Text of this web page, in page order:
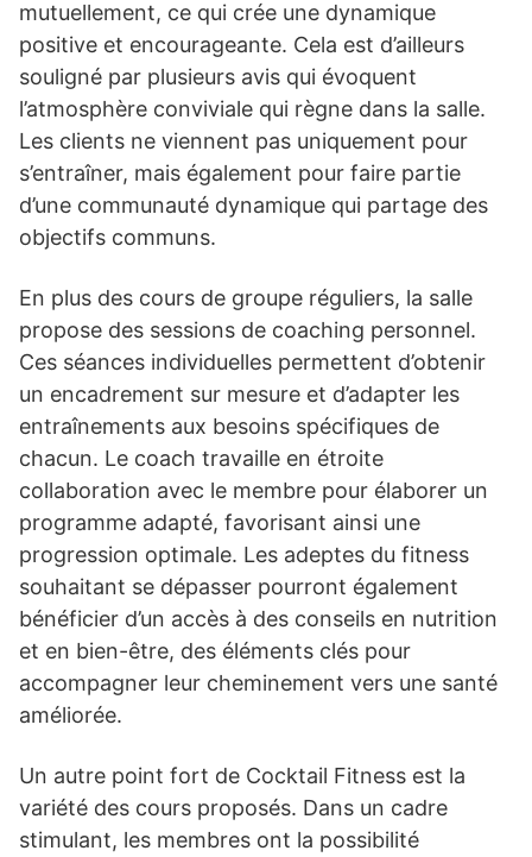
mutuellement, ce qui crée une dynamique
positive et encourageante. Cela est d’ailleurs
souligné par plusieurs avis qui évoquent
l’atmosphère conviviale qui règne dans la salle.
Les clients ne viennent pas uniquement pour
s’entraîner, mais également pour faire partie
d’une communauté dynamique qui partage des
objectifs communs.
En plus des cours de groupe réguliers, la salle
propose des sessions de coaching personnel.
Ces séances individuelles permettent d’obtenir
un encadrement sur mesure et d’adapter les
entraînements aux besoins spécifiques de
chacun. Le coach travaille en étroite
collaboration avec le membre pour élaborer un
programme adapté, favorisant ainsi une
progression optimale. Les adeptes du fitness
souhaitant se dépasser pourront également
bénéficier d’un accès à des conseils en nutrition
et en bien-être, des éléments clés pour
accompagner leur cheminement vers une santé
améliorée.
Un autre point fort de Cocktail Fitness est la
variété des cours proposés. Dans un cadre
stimulant, les membres ont la possibilité